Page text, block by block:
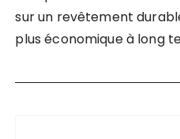
sur un revêtement
plus économique à long